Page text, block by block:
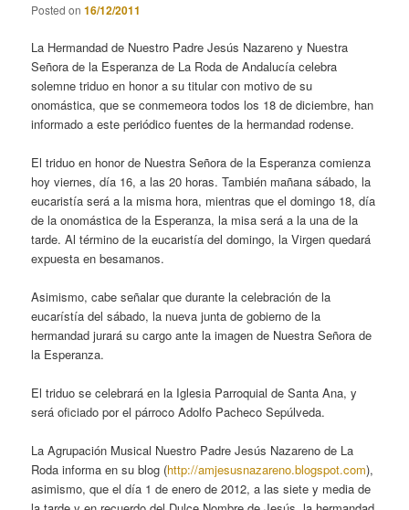
Posted on16/12/2011
La Hermandad de Nuestro Padre Jesús Nazareno y Nuestra
Señora de la Esperanza de La Roda de Andalucía celebra
solemne triduo en honor a su titular con motivo de su
onomástica, que se conmemeora todos los 18 de diciembre, han
informado a este periódico fuentes de la hermandad rodense.
El triduo en honor de Nuestra Señora de la Esperanza comienza
hoy viernes, día 16, a las 20 horas. También mañana sábado, la
eucaristía será a la misma hora, mientras que el domingo 18, día
de la onomástica de la Esperanza, la misa será a la una de la
tarde. Al término de la eucaristía del domingo, la Virgen quedará
expuesta en besamanos.
Asimismo, cabe señalar que durante la celebración de la
eucarístía del sábado, la nueva junta de gobierno de la
hermandad jurará su cargo ante la imagen de Nuestra Señora de
la Esperanza.
El triduo se celebrará en la Iglesia Parroquial de Santa Ana, y
será oficiado por el párroco Adolfo Pacheco Sepúlveda.
La Agrupación Musical Nuestro Padre Jesús Nazareno de La
Roda informa en su blog (http://amjesusnazareno.blogspot.com),
asimismo, que el día 1 de enero de 2012, a las siete y media de